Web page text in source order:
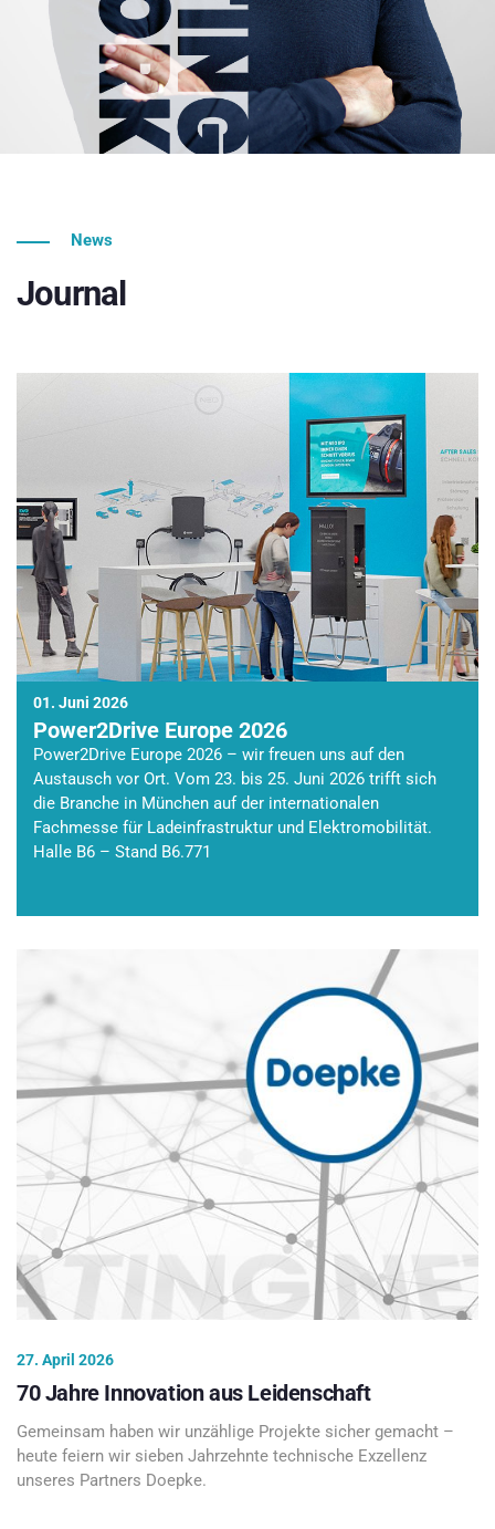
News
Journal
01. Juni 2026
Power2Drive Europe 2026
Power2Drive Europe 2026 – wir freuen uns auf den
Austausch vor Ort. Vom 23. bis 25. Juni 2026 trifft sich
die Branche in München auf der internationalen
Fachmesse für Ladeinfrastruktur und Elektromobilität.
Halle B6 – Stand B6.771
27. April 2026
70 Jahre Innovation aus Leidenschaft
Gemeinsam haben wir unzählige Projekte sicher gemacht –
heute feiern wir sieben Jahrzehnte technische Exzellenz
unseres Partners Doepke.